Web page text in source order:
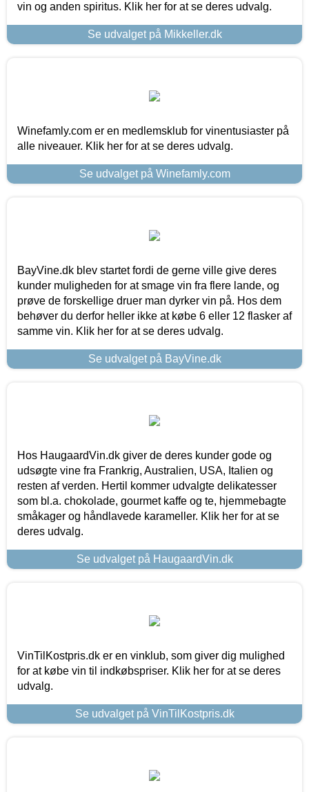
vin og anden spiritus. Klik her for at se deres udvalg.
Se udvalget på Mikkeller.dk
Winefamly.com er en medlemsklub for vinentusiaster på
alle niveauer. Klik her for at se deres udvalg.
Se udvalget på Winefamly.com
BayVine.dk blev startet fordi de gerne ville give deres
kunder muligheden for at smage vin fra flere lande, og
prøve de forskellige druer man dyrker vin på. Hos dem
behøver du derfor heller ikke at købe 6 eller 12 flasker af
samme vin. Klik her for at se deres udvalg.
Se udvalget på BayVine.dk
Hos HaugaardVin.dk giver de deres kunder gode og
udsøgte vine fra Frankrig, Australien, USA, Italien og
resten af verden. Hertil kommer udvalgte delikatesser
som bl.a. chokolade, gourmet kaffe og te, hjemmebagte
småkager og håndlavede karameller. Klik her for at se
deres udvalg.
Se udvalget på HaugaardVin.dk
VinTilKostpris.dk er en vinklub, som giver dig mulighed
for at købe vin til indkøbspriser. Klik her for at se deres
udvalg.
Se udvalget på VinTilKostpris.dk